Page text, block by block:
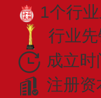
1个行
行业
成立
注册资